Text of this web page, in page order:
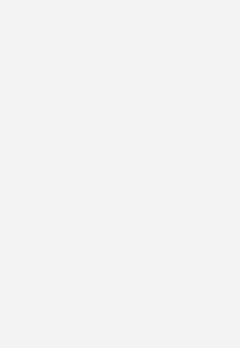
der Praxis